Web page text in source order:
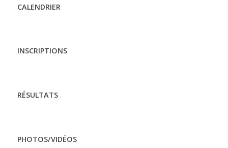
CALENDRIER
INSCRIPTIONS
RÉSULTATS
PHOTOS/VIDÉOS